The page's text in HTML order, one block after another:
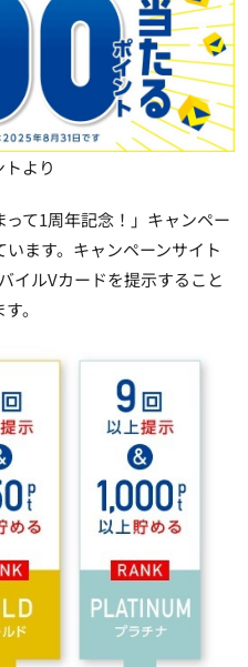
より
て1周年記念！」キャンペー
ます。キャンペーンサイト
イルVカードを提示すること
。